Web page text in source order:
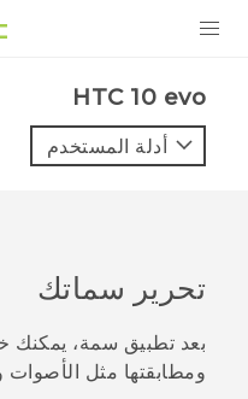
VIVE
VIVERSE
البرامج + التطبيقات
الدعم
HTC 10 evo‎
أدلة المستخدم
تحرير سماتك
بعد تطبيق سمة،
ومطابقتها مثل الأصوات